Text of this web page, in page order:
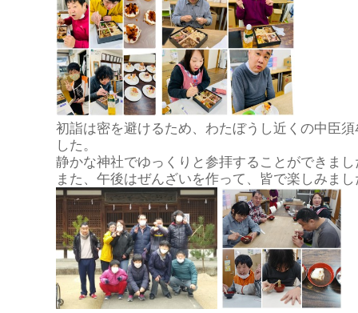
初詣は密を避けるため、わたぼうし近くの中臣
した。
静かな神社でゆっくりと参拝することができまし
また、午後はぜんざいを作って、皆で楽しみまし